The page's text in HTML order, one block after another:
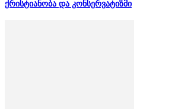
ქრისტიანობა და კონსერვატიზმი